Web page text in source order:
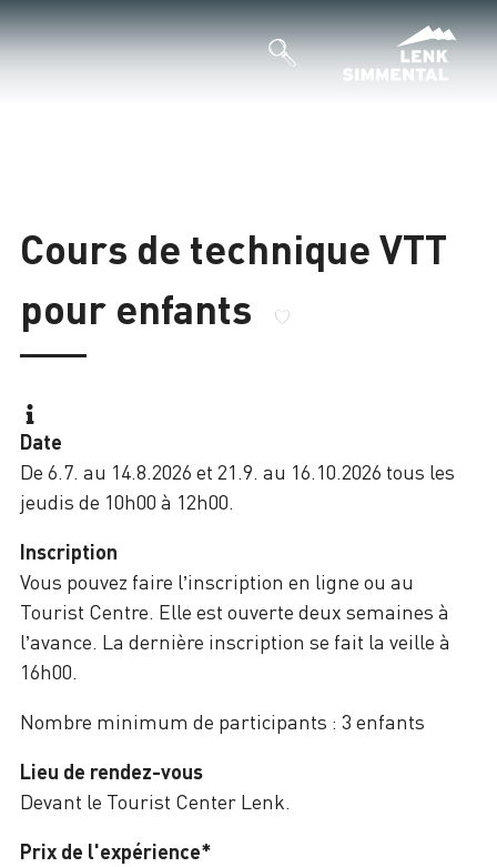
Cours de technique VTT
pour enfants
Date
De 6.7. au 14.8.2026 et 21.9. au 16.10.2026 tous les
jeudis de 10h00 à 12h00.
Inscription
Vous pouvez faire l’inscription en ligne ou au
Tourist Centre. Elle est ouverte deux semaines à
l’avance. La dernière inscription se fait la veille à
16h00.
Nombre minimum de participants : 3 enfants
Lieu de rendez-vous
Devant le Tourist Center Lenk.
Prix de l'expérience*